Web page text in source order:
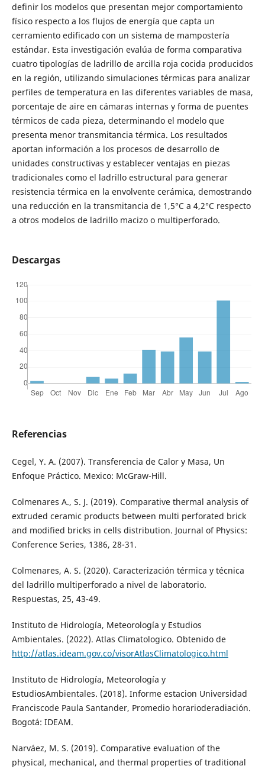
definir los modelos que presentan mejor comportamiento
físico respecto a los flujos de energía que capta un
cerramiento edificado con un sistema de mampostería
estándar. Esta investigación evalúa de forma comparativa
cuatro tipologías de ladrillo de arcilla roja cocida producidos
en la región, utilizando simulaciones térmicas para analizar
perfiles de temperatura en las diferentes variables de masa,
porcentaje de aire en cámaras internas y forma de puentes
térmicos de cada pieza, determinando el modelo que
presenta menor transmitancia térmica. Los resultados
aportan información a los procesos de desarrollo de
unidades constructivas y establecer ventajas en piezas
tradicionales como el ladrillo estructural para generar
resistencia térmica en la envolvente cerámica, demostrando
una reducción en la transmitancia de 1,5°C a 4,2°C respecto
a otros modelos de ladrillo macizo o multiperforado.
Descargas
Referencias
Cegel, Y. A. (2007). Transferencia de Calor y Masa, Un
Enfoque Práctico. Mexico: McGraw-Hill.
Colmenares A., S. J. (2019). Comparative thermal analysis of
extruded ceramic products between multi perforated brick
and modified bricks in cells distribution. Journal of Physics:
Conference Series, 1386, 28-31.
Colmenares, A. S. (2020). Caracterización térmica y técnica
del ladrillo multiperforado a nivel de laboratorio.
Respuestas, 25, 43-49.
Instituto de Hidrología, Meteorología y Estudios
Ambientales. (2022). Atlas Climatologico. Obtenido de
http://atlas.ideam.gov.co/visorAtlasClimatologico.html
Instituto de Hidrología, Meteorología y
EstudiosAmbientales. (2018). Informe estacion Universidad
Franciscode Paula Santander, Promedio horarioderadiación.
Bogotá: IDEAM.
Narváez, M. S. (2019). Comparative evaluation of the
physical, mechanical, and thermal properties of traditional